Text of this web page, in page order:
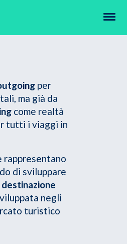
per
ma già da
come realtà
tutti i viaggi in
rappresentano
di sviluppare
negli
turistico